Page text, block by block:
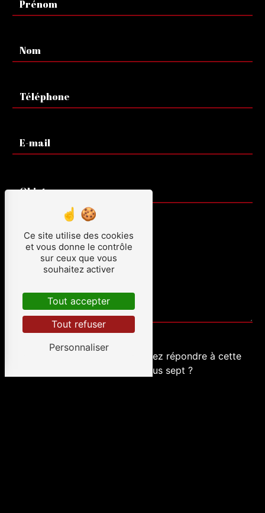
Vous n'êtes pas un robot, veuillez répondre à cette
question : combien font sept plus sept ?
Ce site utilise des cookies
et vous donne le contrôle
sur ceux que vous
souhaitez activer
Tout accepter
Tout refuser
Personnaliser